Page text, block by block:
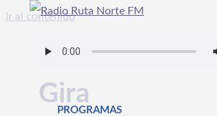
Ir al contenido
PROGRAMAS
Gira